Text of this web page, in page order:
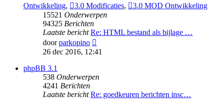
Ontwikkeling, 3.0 Modificaties,
3.0 MOD Ontwikkeling
15521 Onderwerpen
94325 Berichten
Laatste bericht Re: HTML bestand als bijlage …
doorparkopino
laatste
26 dec 2016, 12:41
phpBB 3.1
538 Onderwerpen
4241 Berichten
Laatste bericht Re: goedkeuren berichten insc…